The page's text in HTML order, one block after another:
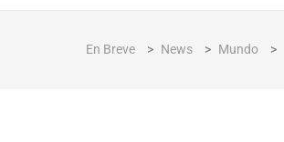
En Breve > News > Mundo >